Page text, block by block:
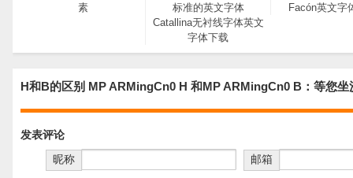
素
标准的英文字体
Catallina无衬线字体英文
字体下载
Facón英文字
H和B的区别 MP ARMingCn0 H 和MP ARMingCn0 B：等您坐
发表评论
昵称
邮箱